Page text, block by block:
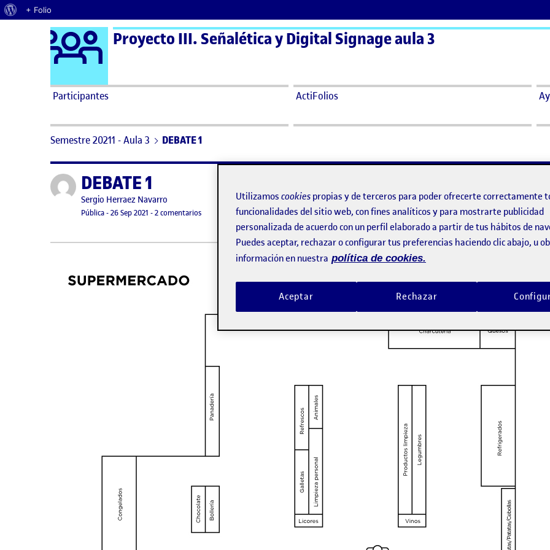
Acerca de WordPress
+ Folio
Saltar al contenido Logo Ágora
Proyecto III. Señalética y Digital Signage aula 3
Participantes ActiFolios
Semestre 20211 - Aula 3 DEBATE 1
Publicado porDEBATE 1
Publicado por
Sergio Herraez Navarro
Visibilidad:
Pública-Fecha de publicación
26 Sep 2021 26 septiembre, 2021 10:23 am
-2 comentariosen DEBATE 1
Utilizamos cookies propias y de terceros para poder ofrecerte correctamente
funcionalidades del sitio web, con fines analíticos y para mostrarte publicidad
personalizada de acuerdo con un perfil elaborado a partir de tus hábitos de
Puedes aceptar, rechazar o configurar tus preferencias haciendo clic abajo, u
información en nuestra política de cookies.
Rechazar
Aceptar